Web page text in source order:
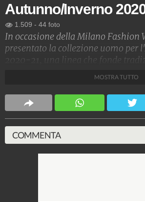
Autunno/Inverno
1.509 - 44 foto
In occasione della Milano Fashion
presentato la collezione uomo
2020-21, una linea che fonde
Stile e trend
MOSTRA TUTTO
COMMENTA